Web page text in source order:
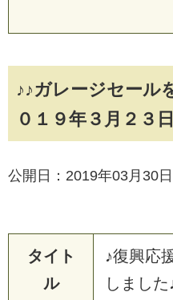
♪♪ガレージセー
０１９年３月２３日
公開日：2019年03月30
タイト
ル
♪復興応
しまし